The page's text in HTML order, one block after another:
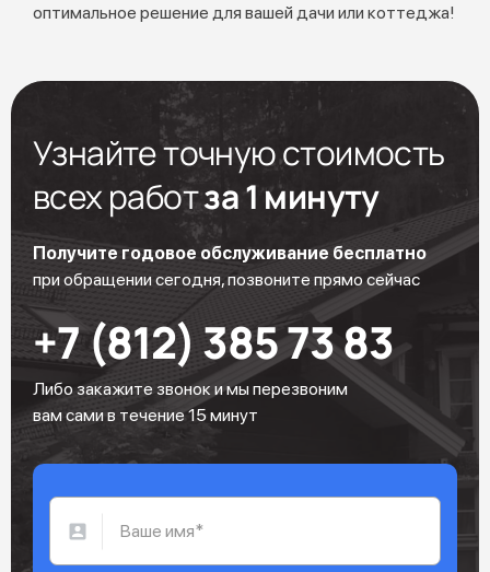
оптимальное решение для вашей дачи или коттеджа!
Узнайте точную стоимость
всех работза 1 минуту
Получите годовое обслуживание бесплатно
при обращении сегодня, позвоните прямо сейчас
+7 (812) 385 73 83
Либо закажите звонок и мы перезвоним
вам сами в течение 15 минут